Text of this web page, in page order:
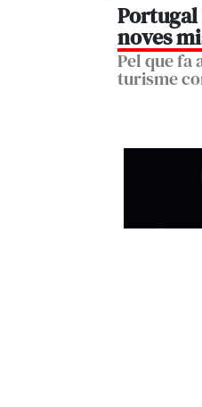
noves
Pel que fa
turisme